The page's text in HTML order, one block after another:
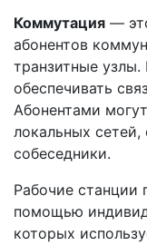
Коммутация —
абонентов
транзитные
обеспечивать
Абонентами
локальных
собеседники.
Рабочие
помощью
которых